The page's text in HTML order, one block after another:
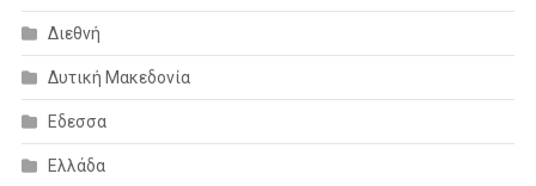
Διεθνή
Δυτική Μακεδονία
Εδεσσα
Ελλάδα